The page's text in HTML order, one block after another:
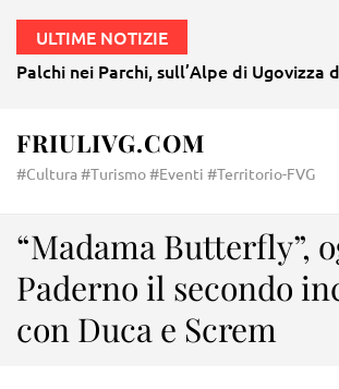
ULTIME NOTIZIE
Palchi nei Parchi, sull’Alpe di
FRIULIVG.COM
#Cultura #Turismo #Eventi #Territorio-FVG
“Madama Butterfly”,
Paderno il secondo
con Duca e Screm